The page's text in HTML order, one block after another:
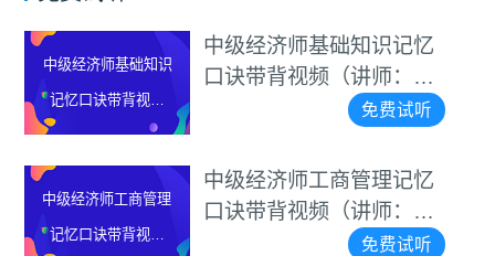
中级经济师基础知识
记忆口诀带背视频
（讲师：李碧茹）
中级经济师基础知识记忆
口诀带背视频（讲师：李
免费试听
中级经济师工商管理
记忆口诀带背视频
中级经济师工商管理记忆
口诀带背视频（讲师：李
免费试听